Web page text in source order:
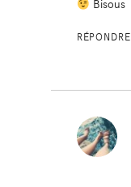
Bisous
RÉPONDRE